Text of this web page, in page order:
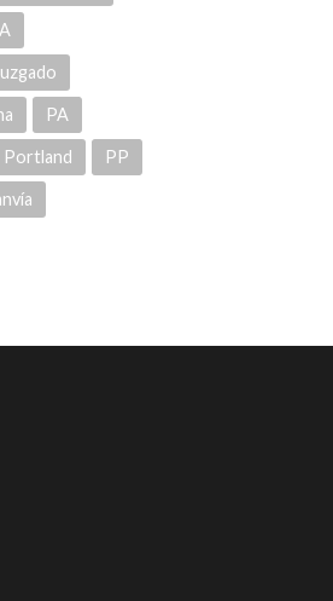
PA
Portland PP